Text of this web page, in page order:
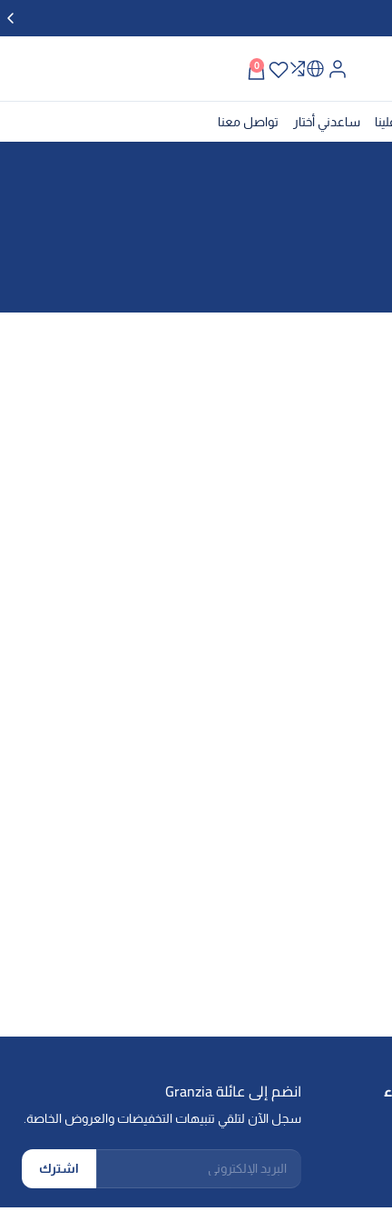
0
ساعدني أختار تواصل معنا
انضم إلى عائلة Granzia
سجل الآن لتلقي تنبيهات التخفيضات والعروض الخاصة.
اشترك